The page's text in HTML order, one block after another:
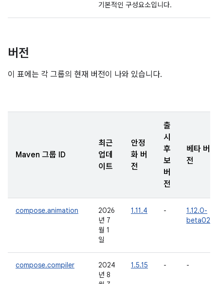
기본적인 구성요소입니다.
버전
이 표에는 각 그룹의 현재 버전이 나와 있습니다.
Maven 그룹 ID
최근
업데
이트
안정
화 버
전
출
시
후
보
버
전
베타 버
전
compose.animation
2026
년 7
월 1
일
1.11.4 -
1.12.0-
beta02
compose.compiler
2024
년 8
1.5.15 - -